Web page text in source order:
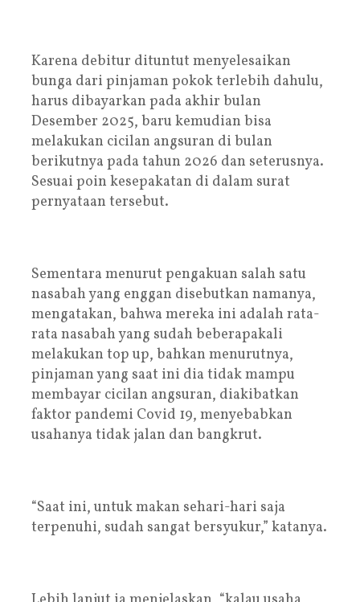
Karena debitur dituntut menyelesaikan
bunga dari pinjaman pokok terlebih dahulu,
harus dibayarkan pada akhir bulan
Desember 2025, baru kemudian bisa
melakukan cicilan angsuran di bulan
berikutnya pada tahun 2026 dan seterusnya.
Sesuai poin kesepakatan di dalam surat
pernyataan tersebut.
Sementara menurut pengakuan salah satu
nasabah yang enggan disebutkan namanya,
mengatakan, bahwa mereka ini adalah rata-
rata nasabah yang sudah beberapakali
melakukan top up, bahkan menurutnya,
pinjaman yang saat ini dia tidak mampu
membayar cicilan angsuran, diakibatkan
faktor pandemi Covid 19, menyebabkan
usahanya tidak jalan dan bangkrut.
“Saat ini, untuk makan sehari-hari saja
terpenuhi, sudah sangat bersyukur,” katanya.